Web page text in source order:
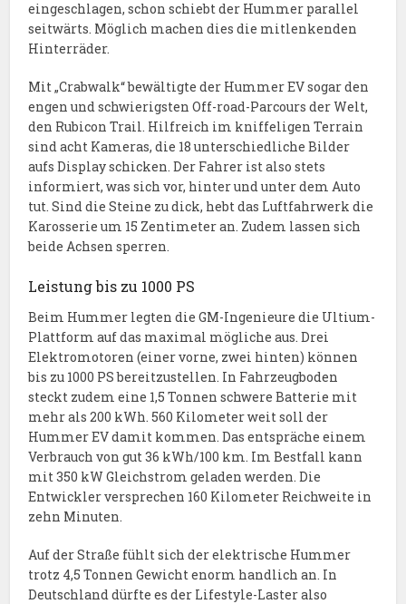
eingeschlagen, schon schiebt der Hummer parallel
seitwärts. Möglich machen dies die mitlenkenden
Hinterräder.
Mit „Crabwalk“ bewältigte der Hummer EV sogar den
engen und schwierigsten Off-road-Parcours der Welt,
den Rubicon Trail. Hilfreich im kniffeligen Terrain
sind acht Kameras, die 18 unterschiedliche Bilder
aufs Display schicken. Der Fahrer ist also stets
informiert, was sich vor, hinter und unter dem Auto
tut. Sind die Steine zu dick, hebt das Luftfahrwerk die
Karosserie um 15 Zentimeter an. Zudem lassen sich
beide Achsen sperren.
Leistung bis zu 1000 PS
Beim Hummer legten die GM-Ingenieure die Ultium-
Plattform auf das maximal mögliche aus. Drei
Elektromotoren (einer vorne, zwei hinten) können
bis zu 1000 PS bereitzustellen. In Fahrzeugboden
steckt zudem eine 1,5 Tonnen schwere Batterie mit
mehr als 200 kWh. 560 Kilometer weit soll der
Hummer EV damit kommen. Das entspräche einem
Verbrauch von gut 36 kWh/100 km. Im Bestfall kann
mit 350 kW Gleichstrom geladen werden. Die
Entwickler versprechen 160 Kilometer Reichweite in
zehn Minuten.
Auf der Straße fühlt sich der elektrische Hummer
trotz 4,5 Tonnen Gewicht enorm handlich an. In
Deutschland dürfte es der Lifestyle-Laster also